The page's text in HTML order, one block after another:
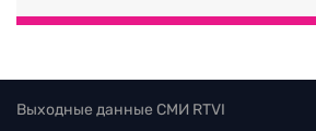
Выходные данные СМИ RTVI